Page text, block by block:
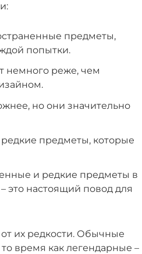
предметы,
попытки.
немного реже, чем
но они значительно
предметы, которые
и редкие предметы в
это настоящий повод для
их редкости. Обычные
время как легендарные –